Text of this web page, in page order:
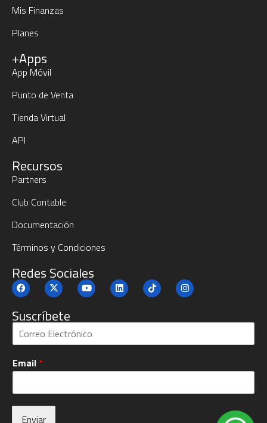
Mis Finanzas
Planes
+Apps
App Móvil
Punto de Venta
Tienda Virtual
API
Recursos
Partners
Club Contable
Documentación
Términos y Condiciones
Redes Sociales
Suscríbete
S
c
r
Email *
Enviar